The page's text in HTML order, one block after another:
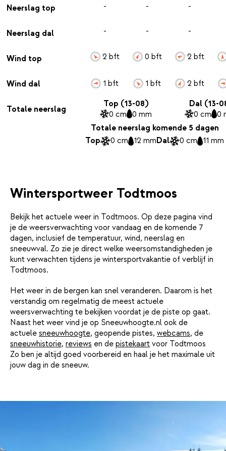
Neerslag top
Neerslag dal
Wind top
Wind dal
Totale neerslag
-
-
2 bft
1 bft
-
-
0 bft
1 bft
-
-
2 bft
2 bft
Top (13-08)
0 cm 0 mm
Dal (13-
0 cm 0
Totale neerslag komende 5 dagen
Top
0 cm 12 mmDal 0 cm 11 mm
Wintersportweer Todtmoos
Bekijk het actuele weer in Todtmoos. Op deze pagina vind
je de weersverwachting voor vandaag en de komende 7
dagen, inclusief de temperatuur, wind, neerslag en
sneeuwval. Zo zie je direct welke weersomstandigheden je
kunt verwachten tijdens je wintersportvakantie of verblijf in
Todtmoos.
Het weer in de bergen kan snel veranderen. Daarom is het
verstandig om regelmatig de meest actuele
weersverwachting te bekijken voordat je de piste op gaat.
Naast het weer vind je op Sneeuwhoogte.nl ook de
actuele sneeuwhoogte, geopende pistes, webcams, de
sneeuwhistorie, reviews en de pistekaart voor Todtmoos
Zo ben je altijd goed voorbereid en haal je het maximale uit
jouw dag in de sneeuw.